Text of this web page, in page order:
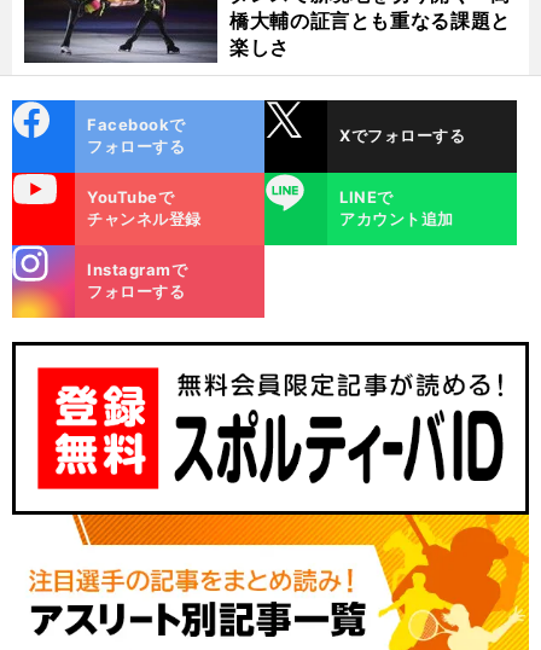
橋大輔の証言とも重なる課題と
楽しさ
ok
Facebookで
フォローする
Xでフォローする
YouTubeで
チャンネル登録
LINE
LINEで
アカウント追加
m
Instagramで
フォローする